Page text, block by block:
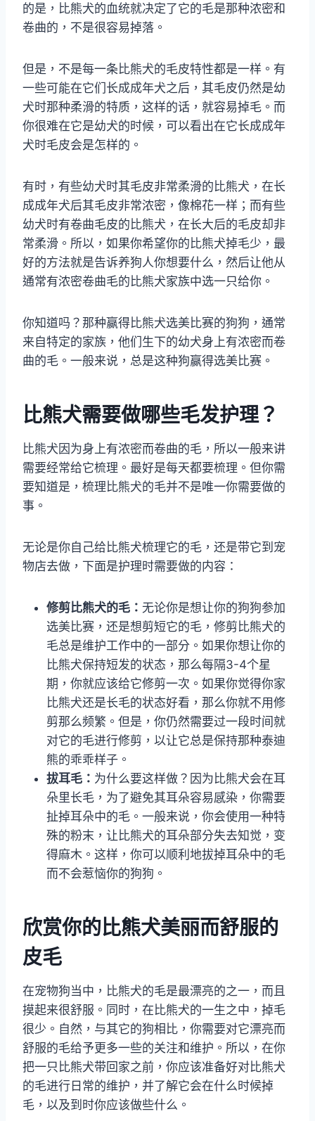
的是，比熊犬的血统就决定了它的毛是那种浓密和
卷曲的，不是很容易掉落。
但是，不是每一条比熊犬的毛皮特性都是一样。有
一些可能在它们长成成年犬之后，其毛皮仍然是幼
犬时那种柔滑的特质，这样的话，就容易掉毛。而
你很难在它是幼犬的时候，可以看出在它长成成年
犬时毛皮会是怎样的。
有时，有些幼犬时其毛皮非常柔滑的比熊犬，在长
成成年犬后其毛皮非常浓密，像棉花一样；而有些
幼犬时有卷曲毛皮的比熊犬，在长大后的毛皮却非
常柔滑。所以，如果你希望你的比熊犬掉毛少，最
好的方法就是告诉养狗人你想要什么，然后让他从
通常有浓密卷曲毛的比熊犬家族中选一只给你。
你知道吗？那种赢得比熊犬选美比赛的狗狗，通常
来自特定的家族，他们生下的幼犬身上有浓密而卷
曲的毛。一般来说，总是这种狗赢得选美比赛。
比熊犬需要做哪些毛发护理？
比熊犬因为身上有浓密而卷曲的毛，所以一般来讲
需要经常给它梳理。最好是每天都要梳理。但你需
要知道是，梳理比熊犬的毛并不是唯一你需要做的
事。
无论是你自己给比熊犬梳理它的毛，还是带它到宠
物店去做，下面是护理时需要做的内容：
修剪比熊犬的毛： 无论你是想让你的狗狗参加
选美比赛，还是想剪短它的毛，修剪比熊犬的
毛总是维护工作中的一部分。如果你想让你的
比熊犬保持短发的状态，那么每隔3-4个星
期，你就应该给它修剪一次。如果你觉得你家
比熊犬还是长毛的状态好看，那么你就不用修
剪那么频繁。但是，你仍然需要过一段时间就
对它的毛进行修剪，以让它总是保持那种泰迪
熊的乖乖样子。
拔耳毛： 为什么要这样做？因为比熊犬会在耳
朵里长毛，为了避免其耳朵容易感染，你需要
扯掉耳朵中的毛。一般来说，你会使用一种特
殊的粉末，让比熊犬的耳朵部分失去知觉，变
得麻木。这样，你可以顺利地拔掉耳朵中的毛
而不会惹恼你的狗狗。
欣赏你的比熊犬美丽而舒服的
皮毛
在宠物狗当中，比熊犬的毛是最漂亮的之一，而且
摸起来很舒服。同时，在比熊犬的一生之中，掉毛
很少。自然，与其它的狗相比，你需要对它漂亮而
舒服的毛给予更多一些的关注和维护。所以，在你
把一只比熊犬带回家之前，你应该准备好对比熊犬
的毛进行日常的维护，并了解它会在什么时候掉
毛，以及到时你应该做些什么。